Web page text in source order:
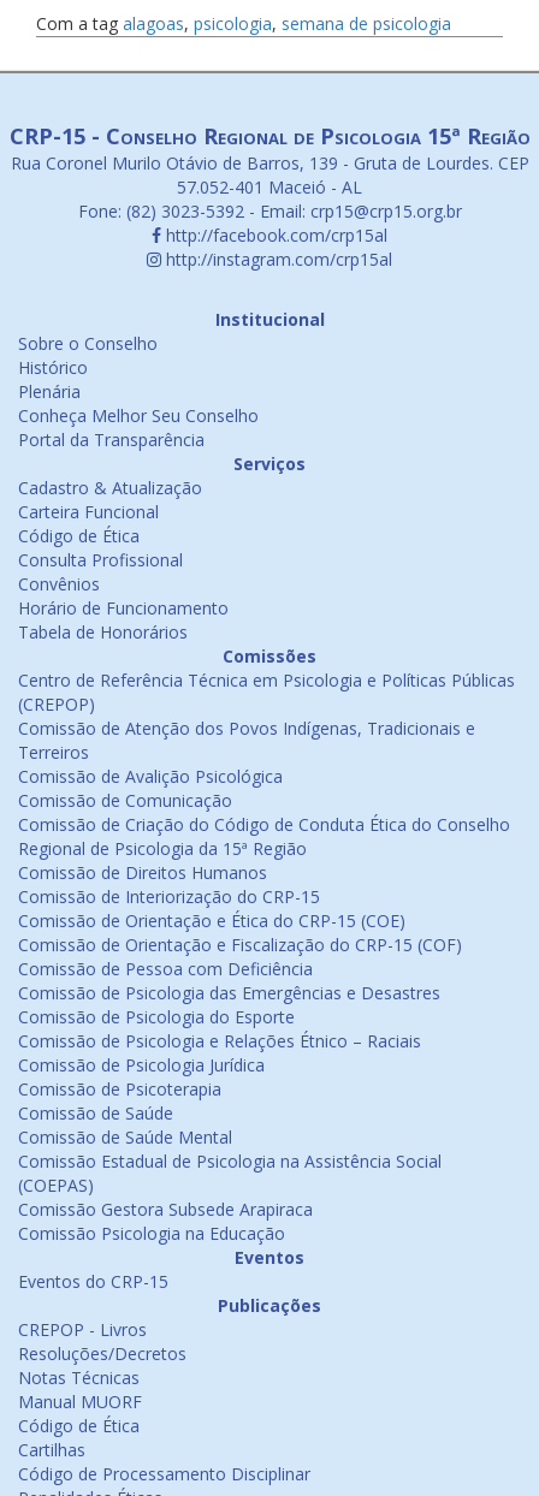
Com a tag alagoas, psicologia, semana de psicologia
CRP-15 - Conselho Regional de Psicologia 15ª Região
Rua Coronel Murilo Otávio de Barros, 139 - Gruta de Lourdes. CEP
57.052-401 Maceió - AL
Fone: (82) 3023-5392 - Email: crp15@crp15.org.br
http://facebook.com/crp15al
http://instagram.com/crp15al
Institucional
Sobre o Conselho
Histórico
Plenária
Conheça Melhor Seu Conselho
Portal da Transparência
Serviços
Cadastro & Atualização
Carteira Funcional
Código de Ética
Consulta Profissional
Convênios
Horário de Funcionamento
Tabela de Honorários
Comissões
Centro de Referência Técnica em Psicologia e Políticas Públicas
(CREPOP)
Comissão de Atenção dos Povos Indígenas, Tradicionais e
Terreiros
Comissão de Avalição Psicológica
Comissão de Comunicação
Comissão de Criação do Código de Conduta Ética do Conselho
Regional de Psicologia da 15ª Região
Comissão de Direitos Humanos
Comissão de Interiorização do CRP-15
Comissão de Orientação e Ética do CRP-15 (COE)
Comissão de Orientação e Fiscalização do CRP-15 (COF)
Comissão de Pessoa com Deficiência
Comissão de Psicologia das Emergências e Desastres
Comissão de Psicologia do Esporte
Comissão de Psicologia e Relações Étnico – Raciais
Comissão de Psicologia Jurídica
Comissão de Psicoterapia
Comissão de Saúde
Comissão de Saúde Mental
Comissão Estadual de Psicologia na Assistência Social
(COEPAS)
Comissão Gestora Subsede Arapiraca
Comissão Psicologia na Educação
Eventos
Eventos do CRP-15
Publicações
CREPOP - Livros
Resoluções/Decretos
Notas Técnicas
Manual MUORF
Código de Ética
Cartilhas
Código de Processamento Disciplinar